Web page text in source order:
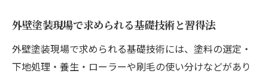
外壁塗装現場で求められる基礎技術と習得法
外壁塗装現場で求められる基礎技術には、塗料の選定・
下地処理・養生・ローラーや刷毛の使い分けなどがあり